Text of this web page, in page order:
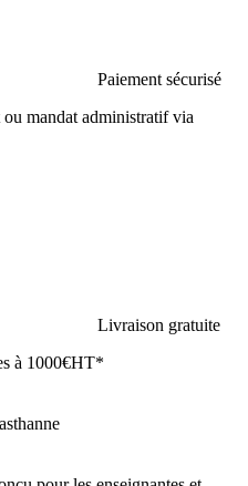
Paiement sécurisé
mandat administratif via
Livraison gratuite
à 1000€HT*